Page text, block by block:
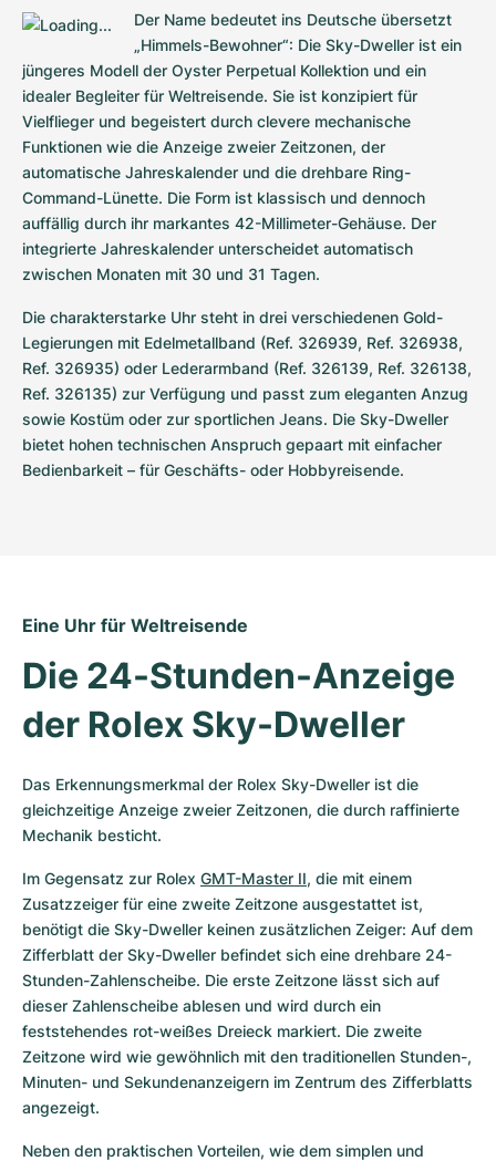
Der Name bedeutet ins Deutsche übersetzt
„Himmels-Bewohner“: Die Sky-Dweller ist ein
jüngeres Modell der Oyster Perpetual Kollektion und ein
idealer Begleiter für Weltreisende. Sie ist konzipiert für
Vielflieger und begeistert durch clevere mechanische
Funktionen wie die Anzeige zweier Zeitzonen, der
automatische Jahreskalender und die drehbare Ring-
Command-Lünette. Die Form ist klassisch und dennoch
auffällig durch ihr markantes 42-Millimeter-Gehäuse. Der
integrierte Jahreskalender unterscheidet automatisch
zwischen Monaten mit 30 und 31 Tagen.
Die charakterstarke Uhr steht in drei verschiedenen Gold-
Legierungen mit Edelmetallband (Ref. 326939, Ref. 326938,
Ref. 326935) oder Lederarmband (Ref. 326139, Ref. 326138,
Ref. 326135) zur Verfügung und passt zum eleganten Anzug
sowie Kostüm oder zur sportlichen Jeans. Die Sky-Dweller
bietet hohen technischen Anspruch gepaart mit einfacher
Bedienbarkeit – für Geschäfts- oder Hobbyreisende.
Eine Uhr für Weltreisende
Die 24-Stunden-Anzeige
der Rolex Sky-Dweller
Das Erkennungsmerkmal der Rolex Sky-Dweller ist die
gleichzeitige Anzeige zweier Zeitzonen, die durch raffinierte
Mechanik besticht.
Im Gegensatz zur Rolex GMT-Master II, die mit einem
Zusatzzeiger für eine zweite Zeitzone ausgestattet ist,
benötigt die Sky-Dweller keinen zusätzlichen Zeiger: Auf dem
Zifferblatt der Sky-Dweller befindet sich eine drehbare 24-
Stunden-Zahlenscheibe. Die erste Zeitzone lässt sich auf
dieser Zahlenscheibe ablesen und wird durch ein
feststehendes rot-weißes Dreieck markiert. Die zweite
Zeitzone wird wie gewöhnlich mit den traditionellen Stunden-,
Minuten- und Sekundenanzeigern im Zentrum des Zifferblatts
angezeigt.
Neben den praktischen Vorteilen, wie dem simplen und